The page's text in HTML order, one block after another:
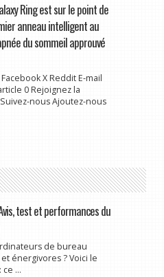
Ring est sur le point de
anneau intelligent au
du sommeil approuvé
X Reddit E-mail
0 Rejoignez la
nous Ajoutez-nous
test et performances du
de bureau
énergivores ? Voici le
ce ...